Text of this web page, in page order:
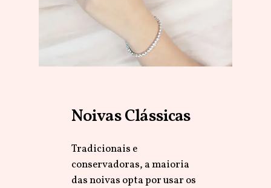
NoivasClássicas
Tradicionais e
conservadoras, a maioria
das noivas opta por usar os